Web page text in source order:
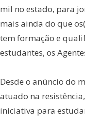
mil no estado, para
mais ainda do que
tem formação e
estudantes, os
Desde o anúncio do
atuado na
iniciativa para